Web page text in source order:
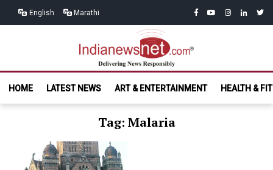
English Marathi facebook
youtubeinstagram
linkedin
India News
Net.com
HOME
LATEST NEWS ART & ENTERTAINMENT HEALTH &
Tag: Malaria